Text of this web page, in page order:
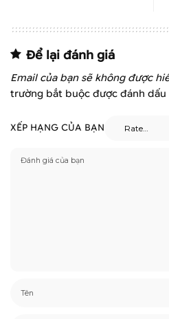
Để lại đánh giá
Email của bạn sẽ không được
trường bắt buộc được đánh dấu
XẾP HẠNG CỦA BẠN